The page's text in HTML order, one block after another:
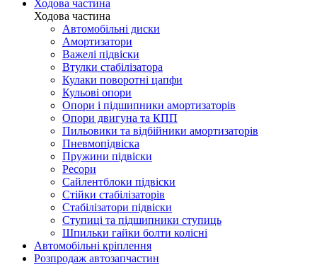
Ходова частина
Ходова частина
Автомобільні диски
Амортизатори
Важелі підвіски
Втулки стабілізатора
Кулаки поворотні цапфи
Кульові опори
Опори і підшипники амортизаторів
Опори двигуна та КПП
Пильовики та відбійники амортизаторів
Пневмопідвіска
Пружини підвіски
Ресори
Сайлентблоки підвіски
Стійки стабілізаторів
Стабілізатори підвіски
Ступиці та підшипники ступиць
Шпильки гайки болти колісні
Автомобільні кріплення
Розпродаж автозапчастин